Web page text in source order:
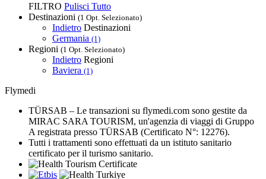
FILTRO Pulisci Tutto
Destinazioni (1 Opt. Selezionato)
Indietro Destinazioni
Germania (1)
Regioni (1 Opt. Selezionato)
Indietro Regioni
Baviera (1)
Flymedi
TÜRSAB – Le transazioni su flymedi.com sono gestite da
MIRAC SARA TOURISM, un'agenzia di viaggi di Gruppo
A registrata presso TÜRSAB (Certificato N°: 12276).
Tutti i trattamenti sono effettuati da un istituto sanitario
certificato per il turismo sanitario.